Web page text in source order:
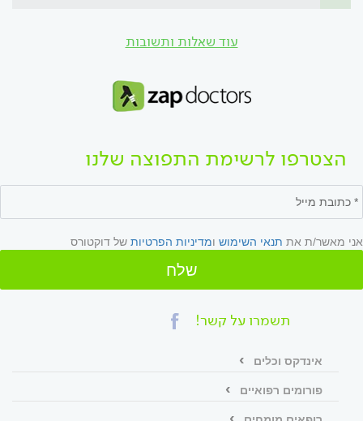
עוד שאלות ותשובות
הצטרפו לרשימת התפוצה שלנו
אני מאשר/ת את תנאי השימוש ומדיניות הפרטיות של דוקטורס
שלח
תשמרו על קשר!
אינדקס וכלים
פורומים רפואיים